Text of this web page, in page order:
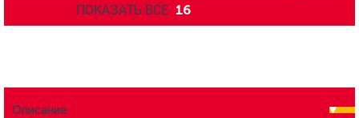
ПОКАЗАТЬ ВСЕ 16
Описание